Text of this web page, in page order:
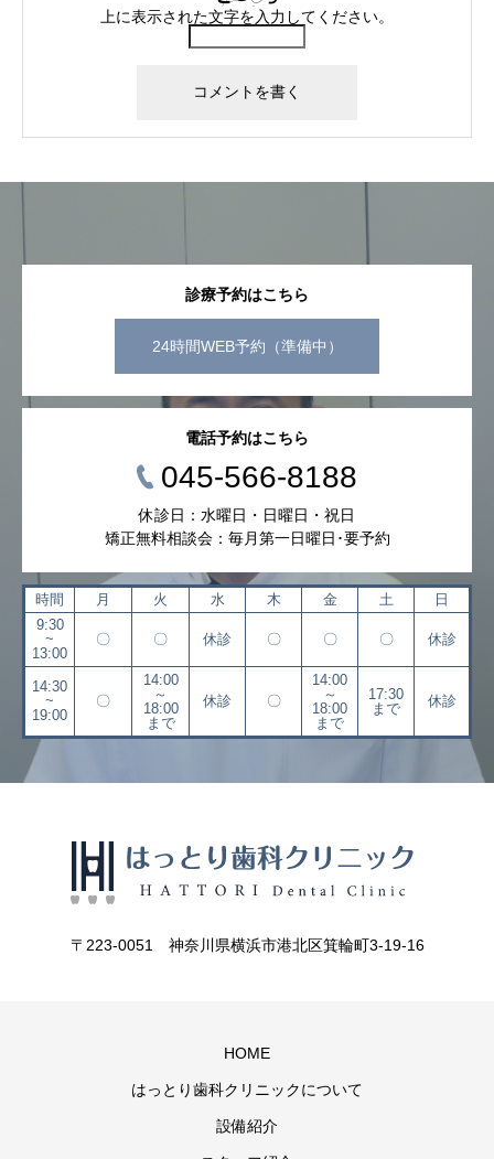
上に表示された文字を入力してください。
診療予約はこちら
24時間WEB予約（準備中）
電話予約はこちら
045-566-8188
休診日：水曜日・日曜日・祝日
矯正無料相談会：毎月第一日曜日･要予約
時間 月 火 水 木 金 土
日
9:30
~
13:00
〇 〇 休診 〇 〇 〇 休診
14:30
~
19:00
〇
14:00
～
18:00
まで
休診 〇
14:00
～
18:00
まで
17:30
まで
休診
〒223-0051 神奈川県横浜市港北区箕輪町3-19-16
HOME
はっとり歯科クリニックについて
設備紹介